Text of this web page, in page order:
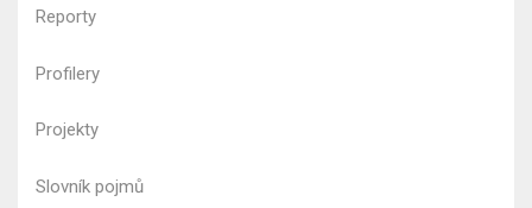
Reporty
Profilery
Projekty
Slovník pojmů